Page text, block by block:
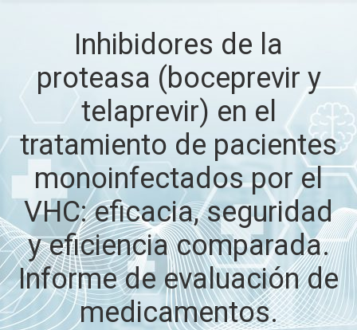
Inhibidores de la
proteasa (boceprevir y
telaprevir) en el
tratamiento de pacientes
monoinfectados por el
VHC: eficacia, seguridad
y eficiencia comparada.
Informe de evaluación de
medicamentos.